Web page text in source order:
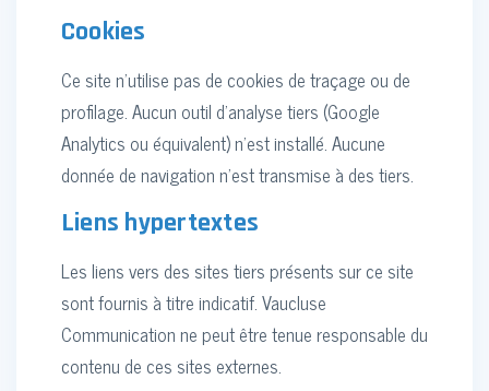
Cookies
Ce site n'utilise pas de cookies de traçage ou de
profilage. Aucun outil d'analyse tiers (Google
Analytics ou équivalent) n'est installé. Aucune
donnée de navigation n'est transmise à des tiers.
Liens hypertextes
Les liens vers des sites tiers présents sur ce site
sont fournis à titre indicatif. Vaucluse
Communication ne peut être tenue responsable du
contenu de ces sites externes.